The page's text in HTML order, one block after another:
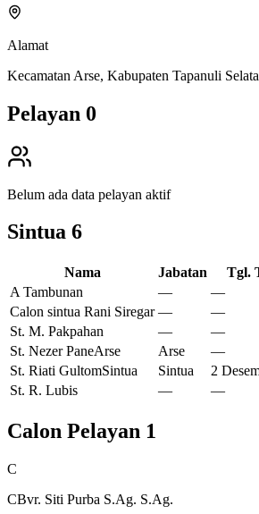
Alamat
Kecamatan Arse, Kabupaten Tapanuli
Pelayan 0
Belum ada data pelayan aktif
Sintua 6
Nama Jabatan
Tgl.
A Tambunan
—
—
Calon sintua Rani Siregar —
—
St. M. Pakpahan
—
—
St. Nezer PaneArse Arse
—
St. Riati GultomSintua Sintua
2
St. R. Lubis
— —
Calon Pelayan 1
C
CBvr. Siti Purba S.Ag. S.Ag.